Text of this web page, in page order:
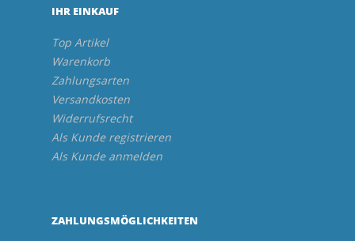
IHR EINKAUF
Top Artikel
Warenkorb
Zahlungsarten
Versandkosten
Widerrufsrecht
Als Kunde registrieren
Als Kunde anmelden
ZAHLUNGSMÖGLICHKEITEN